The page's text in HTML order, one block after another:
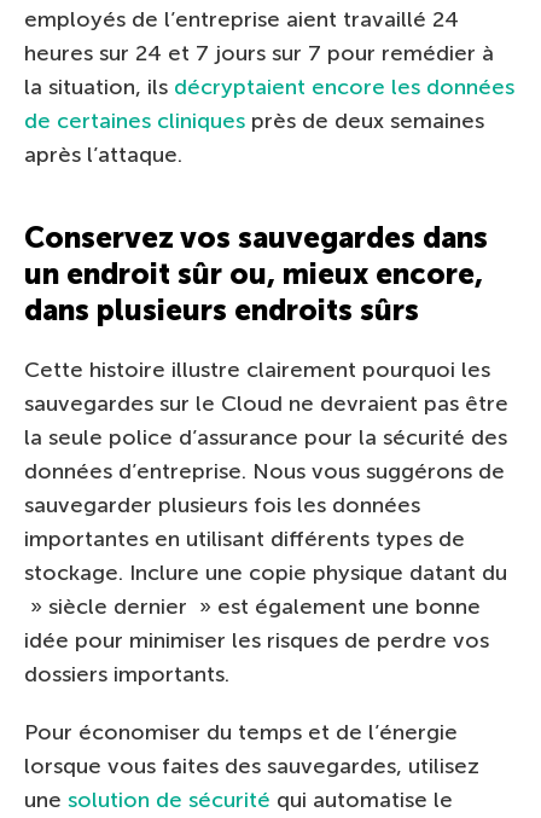
employés de l’entreprise aient travaillé 24
heures sur 24 et 7 jours sur 7 pour remédier à
la situation, ils décryptaient encore les données
de certaines cliniques près de deux semaines
après l’attaque.
Conservez vos sauvegardes dans
un endroit sûr ou, mieux encore,
dans plusieurs endroits sûrs
Cette histoire illustre clairement pourquoi les
sauvegardes sur le Cloud ne devraient pas être
la seule police d’assurance pour la sécurité des
données d’entreprise. Nous vous suggérons de
sauvegarder plusieurs fois les données
importantes en utilisant différents types de
stockage. Inclure une copie physique datant du
» siècle dernier » est également une bonne
idée pour minimiser les risques de perdre vos
dossiers importants.
Pour économiser du temps et de l’énergie
lorsque vous faites des sauvegardes, utilisez
une solution de sécurité qui automatise le